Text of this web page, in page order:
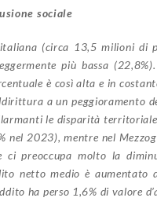
sociale
(circa 13,5 milioni di
più bassa
è così alta e in
a un peggioramento
le disparità
nel 2023), mentre nel
preoccupa molto la
netto medio è aumentato
ha perso 1,6% di valore